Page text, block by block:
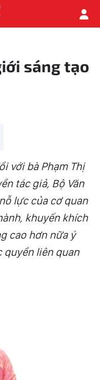
sáng tạo
với bà Phạm Thị
tác giả, Bộ Văn
lực của cơ quan
khuyến khích
cao hơn nữa ý
quyền liên quan